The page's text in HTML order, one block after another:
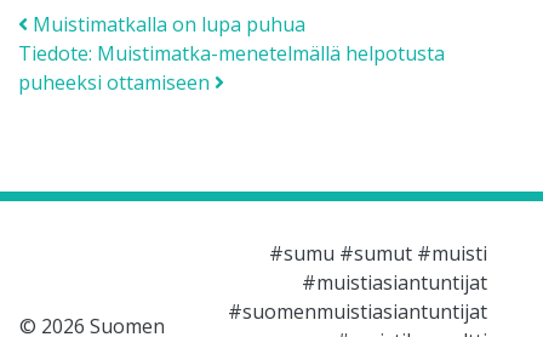
Post navigation
Muistimatkalla on lupa puhua
Tiedote: Muistimatka-menetelmällä helpotusta
puheeksi ottamiseen
© 2026 Suomen
#sumu #sumut #muisti
#muistiasiantuntijat
#suomenmuistiasiantuntijat